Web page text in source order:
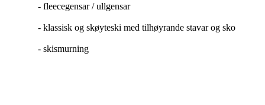
- fleecegensar / ullgensar
- klassisk og skøyteski med tilhøyrande stavar og sko
- skismurning